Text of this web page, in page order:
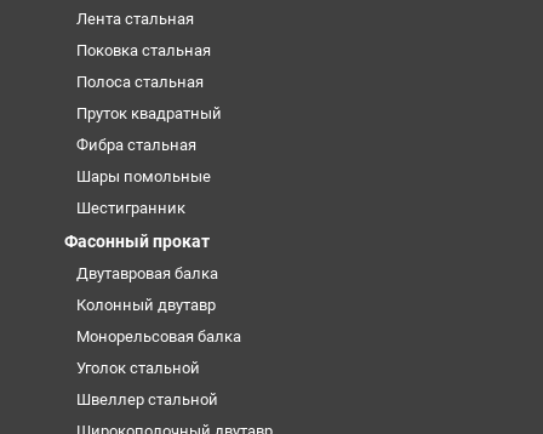
Лента стальная
Поковка стальная
Полоса стальная
Пруток квадратный
Фибра стальная
Шары помольные
Шестигранник
Фасонный прокат
Двутавровая балка
Колонный двутавр
Монорельсовая балка
Уголок стальной
Швеллер стальной